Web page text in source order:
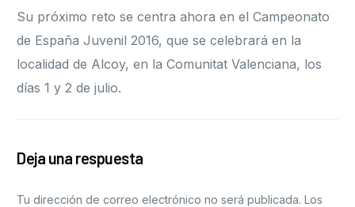
Su próximo reto se centra ahora en el Campeonato
de España Juvenil 2016, que se celebrará en la
localidad de Alcoy, en la Comunitat Valenciana, los
días 1 y 2 de julio.
Deja una respuesta
Tu dirección de correo electrónico no será publicada. Los